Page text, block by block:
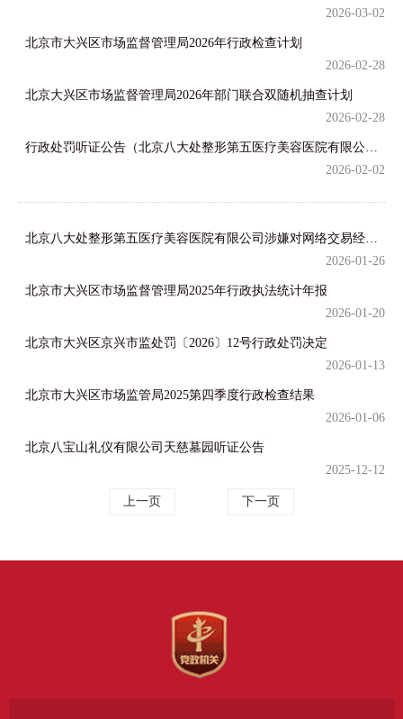
2026-03-02
北京市大兴区市场监督管理局2026年行政检查计划
2026-02-28
北京大兴区市场监督管理局2026年部门联合双随机抽查计划
2026-02-28
行政处罚听证公告（北京八大处整形第五医疗美容医院有限公司）
2026-02-02
北京八大处整形第五医疗美容医院有限公司涉嫌对网络交易经营者作虚假或者引人误解的商业宣传，欺骗、误导消费者的行为...
2026-01-26
北京市大兴区市场监督管理局2025年行政执法统计年报
2026-01-20
北京市大兴区京兴市监处罚〔2026〕12号行政处罚决定
2026-01-13
北京市大兴区市场监管局2025第四季度行政检查结果
2026-01-06
北京八宝山礼仪有限公司天慈墓园听证公告
2025-12-12
上一页 下一页